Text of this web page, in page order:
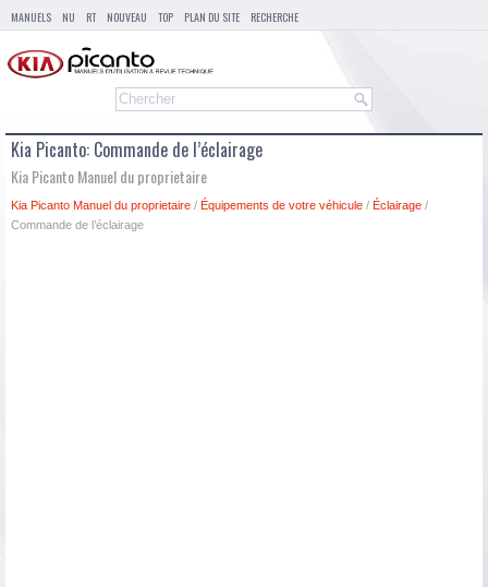
MANUELS NU RT NOUVEAU TOP PLAN DU SITE RECHERCHE
Kia Picanto: Commande de l’éclairage
Kia Picanto Manuel du proprietaire
Kia Picanto Manuel du proprietaire / Équipements de votre véhicule / Éclairage /
Commande de l’éclairage